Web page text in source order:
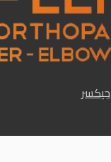
جيكسر